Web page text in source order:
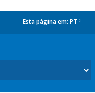
Esta página em: PT